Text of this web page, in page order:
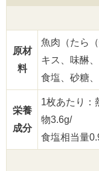
原材
料
魚肉（たら
キス、味醂、
食塩、砂糖
栄養
成分
1枚あたり：
物3.6g/
食塩相当量